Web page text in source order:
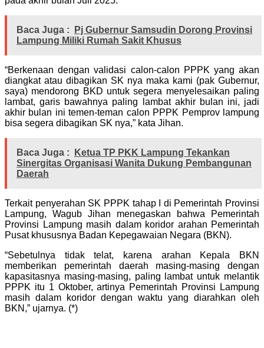
Baca Juga :
Pj Gubernur Samsudin Dorong Provinsi
Lampung Miliki Rumah Sakit Khusus
“Berkenaan dengan validasi calon-calon PPPK yang akan
diangkat atau dibagikan SK nya maka kami (pak Gubernur,
saya) mendorong BKD untuk segera menyelesaikan paling
lambat, garis bawahnya paling lambat akhir bulan ini, jadi
akhir bulan ini temen-teman calon PPPK Pemprov lampung
bisa segera dibagikan SK nya,” kata Jihan.
Baca Juga :
Ketua TP PKK Lampung Tekankan
Sinergitas Organisasi Wanita Dukung Pembangunan
Daerah
Terkait penyerahan SK PPPK tahap I di Pemerintah Provinsi
Lampung, Wagub Jihan menegaskan bahwa Pemerintah
Provinsi Lampung masih dalam koridor arahan Pemerintah
Pusat khususnya Badan Kepegawaian Negara (BKN).
“Sebetulnya tidak telat, karena arahan Kepala BKN
memberikan pemerintah daerah masing-masing dengan
kapasitasnya masing-masing, paling lambat untuk melantik
PPPK itu 1 Oktober, artinya Pemerintah Provinsi Lampung
masih dalam koridor dengan waktu yang diarahkan oleh
BKN,” ujarnya. (*)